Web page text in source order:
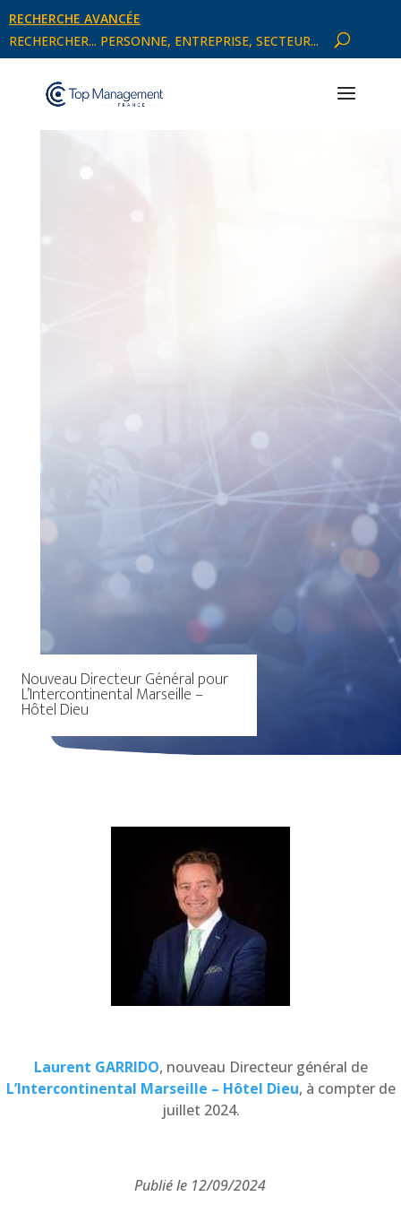
RECHERCHER... PERSONNE, ENTREPRISE, SECTEUR...
RECHERCHE AVANCÉE
Nouveau Directeur Général pour
L’Intercontinental Marseille –
Hôtel Dieu
Laurent GARRIDO, nouveau Directeur général de
L’Intercontinental Marseille – Hôtel Dieu, à compter de
juillet 2024.
Publié le 12/09/2024